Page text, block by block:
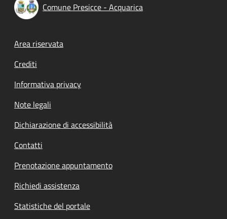
Comune Presicce - Acquarica
Footer menu
Area riservata
Crediti
Informativa privacy
Note legali
Dichiarazione di accessibilità
Contatti
Prenotazione appuntamento
Richiedi assistenza
Statistiche del portale